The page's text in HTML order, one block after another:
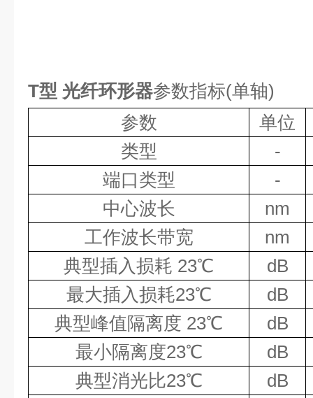
T型 光纤环形器参数指标(单轴)
参数
单位
类型
-
端口类型
-
中心波长
nm
工作波长带宽
nm
典型插入损耗 23℃
dB
最大插入损耗23℃
dB
典型峰值隔离度 23℃
dB
最小隔离度23℃
dB
典型消光比23℃
dB